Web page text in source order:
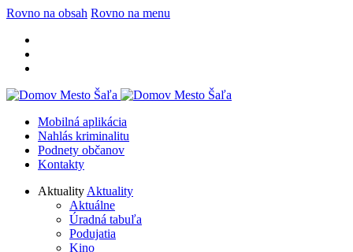
Rovno na obsah Rovno na menu
Mobilná aplikácia
Nahlás kriminalitu
Podnety občanov
Kontakty
Aktuality Aktuality
Aktuálne
Úradná tabuľa
Podujatia
Kino